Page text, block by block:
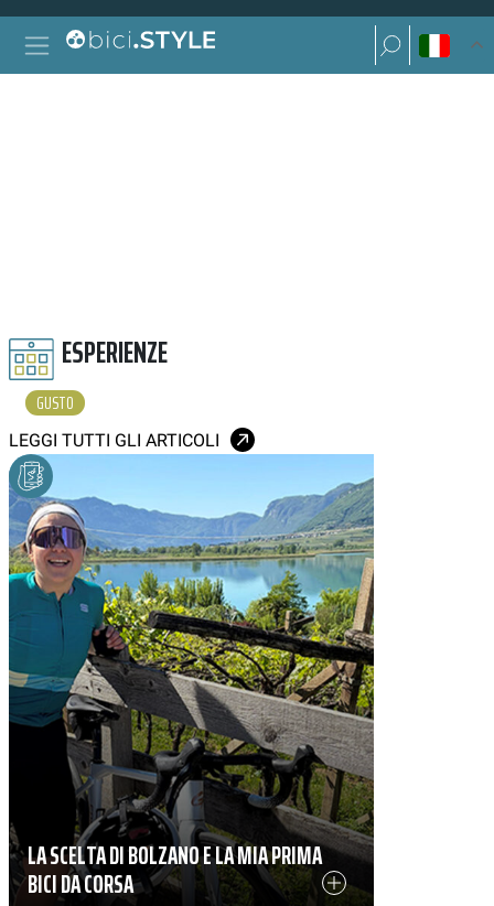
Vai al contenuto
Navigazione principale
Ricerca per:
Ricerca per:
ESPERIENZE
GUSTO
LEGGI TUTTI GLI ARTICOLI
LA SCELTA DI BOLZANO E LA MIA PRIMA
BICI DA CORSA